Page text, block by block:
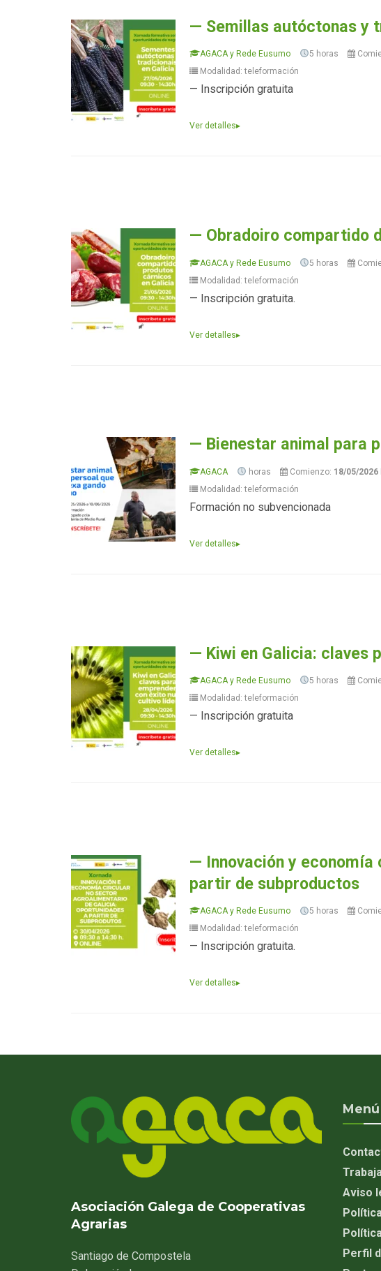
— Semillas autóctonas y
AGACA y Rede Eusumo 5 horas
Modalidad: teleformación
— Inscripción gratuita
Ver detalles▸
— Obradoiro compartido
AGACA y Rede Eusumo 5 horas
Modalidad: teleformación
— Inscripción gratuita.
Ver detalles▸
— Bienestar animal para
AGACA horas Comienzo: 18/05/2026
Modalidad: teleformación
Formación no subvencionada
Ver detalles▸
— Kiwi en Galicia: claves
AGACA y Rede Eusumo 5 horas
Modalidad: teleformación
— Inscripción gratuita
Ver detalles▸
— Innovación y
partir de subproductos
AGACA y Rede Eusumo 5 horas
Modalidad: teleformación
— Inscripción gratuita.
Ver detalles▸
Asociación Galega de Cooperativas
Agrarias
Santiago de Compostela
Menú
Aviso
Perfil